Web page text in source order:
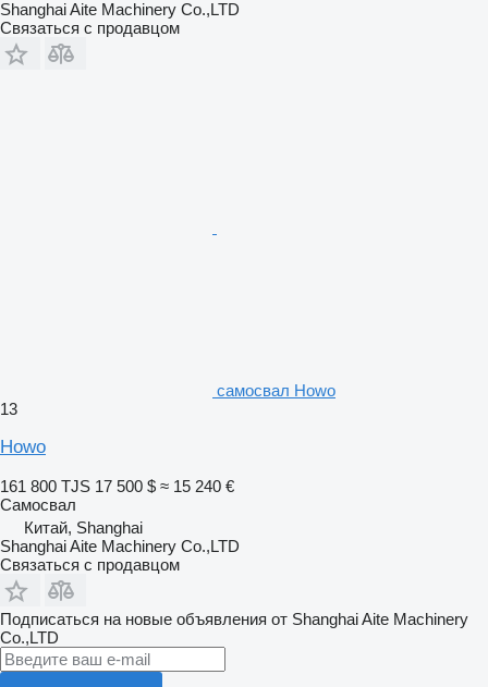
Shanghai Aite Machinery Co.,LTD
Связаться с продавцом
самосвал Howo
13
Howo
161 800 TJS 17 500 $ ≈ 15 240 €
Самосвал
Китай, Shanghai
Shanghai Aite Machinery Co.,LTD
Связаться с продавцом
Подписаться на новые объявления от Shanghai Aite Machinery
Co.,LTD